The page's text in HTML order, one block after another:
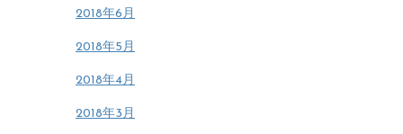
2018年6月
2018年5月
2018年4月
2018年3月